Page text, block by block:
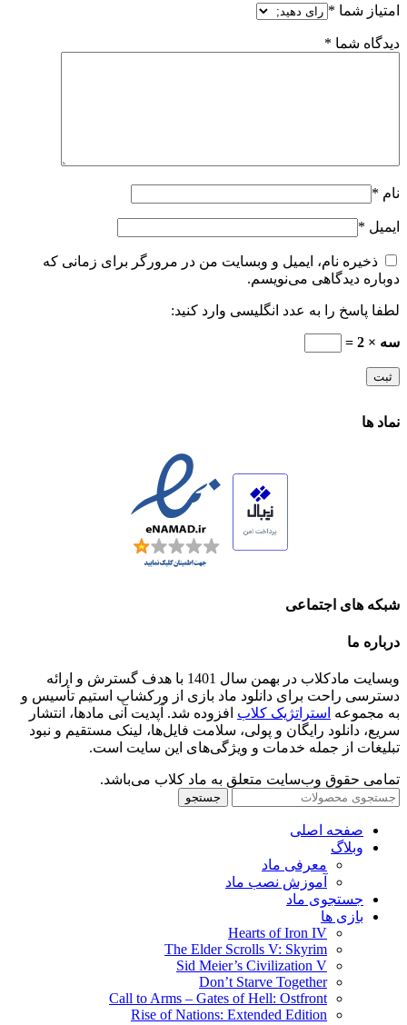
امتیاز شما *
دیدگاه شما *
نام *
ایمیل *
ذخیره نام، ایمیل و وبسایت من در مرورگر برای زمانی که
دوباره دیدگاهی می‌نویسم.
لطفا پاسخ را به عدد انگلیسی وارد کنید:
سه × 2 =
نماد ها
شبکه های اجتماعی
درباره ما
وبسایت مادکلاب در بهمن سال 1401 با هدف گسترش و ارائه
دسترسی راحت برای دانلود ماد بازی از ورکشاپ استیم تأسیس و
به مجموعه استراتژیک کلاب افزوده شد. آپدیت آنی مادها، انتشار
سریع، دانلود رایگان و پولی، سلامت فایل‌ها، لینک مستقیم و نبود
تبلیغات از جمله خدمات و ویژگی‌های این سایت است.
تمامی حقوق وب‌سایت متعلق به ماد کلاب می‌باشد.
جستجو
صفحه اصلی
وبلاگ
معرفی ماد
آموزش نصب ماد
جستجوی ماد
بازی ها
Hearts of Iron IV
The Elder Scrolls V: Skyrim
Sid Meier’s Civilization V
Don’t Starve Together
Call to Arms – Gates of Hell: Ostfront
Rise of Nations: Extended Edition